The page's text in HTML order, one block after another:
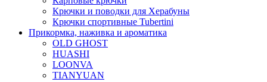
Крючки и поводки для Херабуны
Крючки спортивные Tubertini
Прикормка, наживка и ароматика
OLD GHOST
HUASHI
LOONVA
TIANYUAN